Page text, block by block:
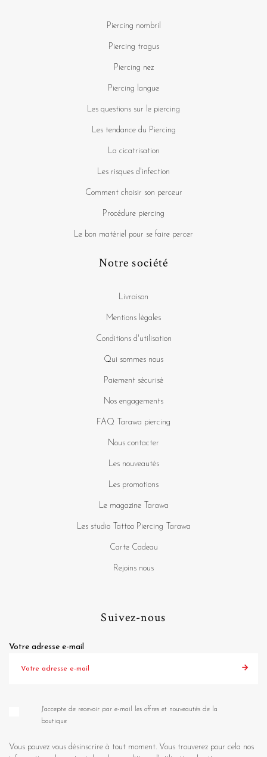
Piercing nombril
Piercing tragus
Piercing nez
Piercing langue
Les questions sur le piercing
Les tendance du Piercing
La cicatrisation
Les risques d'infection
Comment choisir son perceur
Procédure piercing
Le bon matériel pour se faire percer
Notre société
Livraison
Mentions légales
Conditions d'utilisation
Qui sommes nous
Paiement sécurisé
Nos engagements
FAQ Tarawa piercing
Nous contacter
Les nouveautés
Les promotions
Le magazine Tarawa
Les studio Tattoo Piercing Tarawa
Carte Cadeau
Rejoins nous
Suivez-nous
Votre adresse e-mail
J'accepte de recevoir par e-mail les offres et nouveautés de la
boutique
Vous pouvez vous désinscrire à tout moment. Vous trouverez pour cela nos